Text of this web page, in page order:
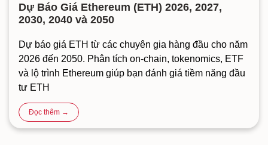
Dự Báo Giá Ethereum (ETH) 2026, 2027,
2030, 2040 và 2050
Dự báo giá ETH từ các chuyên gia hàng đầu cho năm
2026 đến 2050. Phân tích on-chain, tokenomics, ETF
và lộ trình Ethereum giúp bạn đánh giá tiềm năng đầu
tư ETH
Đọc thêm →